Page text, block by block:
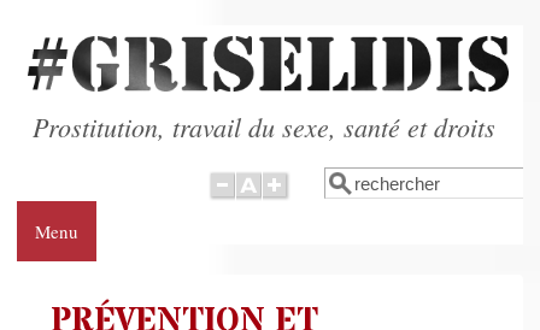
Prostitution, travail du sexe, santé et droits
Formulaire de
Rechercher
Menu